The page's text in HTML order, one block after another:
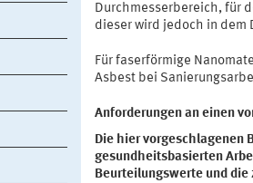
Durchmesserbereich, für
dieser wird jedoch in dem
Für faserförmige
Asbest bei
Anforderungen an einen
Die hier vorgeschlagenen
gesundheitsbasierten
Beurteilungswerte und